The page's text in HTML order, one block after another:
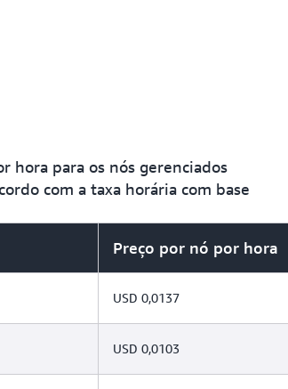
hora para os nós gerenciados
com a taxa horária com base
Preço por nó por hora
USD 0,0137
USD 0,0103